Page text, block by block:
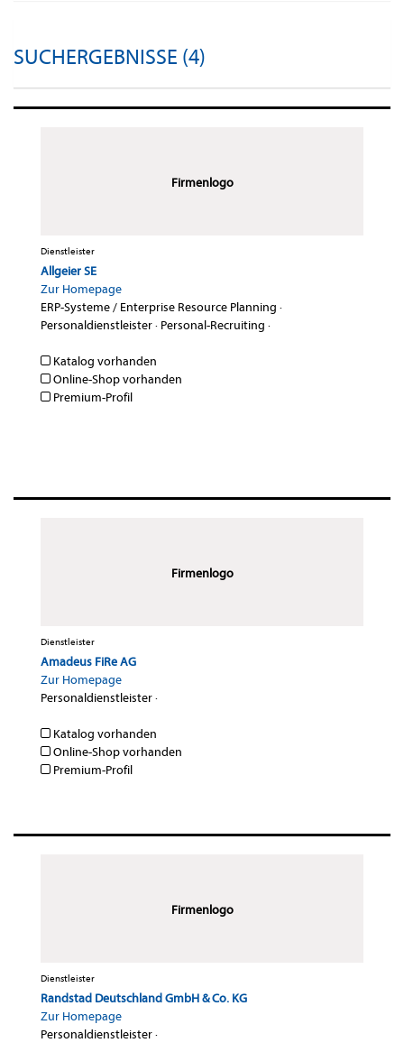
SUCHERGEBNISSE (4)
Firmenlogo
Dienstleister
Allgeier SE
Zur Homepage
ERP-Systeme / Enterprise Resource Planning ·
Personaldienstleister· Personal-Recruiting ·
Katalog vorhanden
Online-Shop vorhanden
Premium-Profil
Firmenlogo
Dienstleister
Amadeus FiRe AG
Zur Homepage
Personaldienstleister·
Katalog vorhanden
Online-Shop vorhanden
Premium-Profil
Firmenlogo
Dienstleister
Randstad Deutschland GmbH & Co. KG
Zur Homepage
Personaldienstleister·